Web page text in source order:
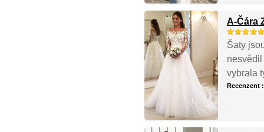
A-Čára
Šaty
vybrala
Recenzent